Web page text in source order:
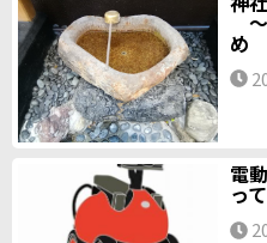
～
め
電
っ